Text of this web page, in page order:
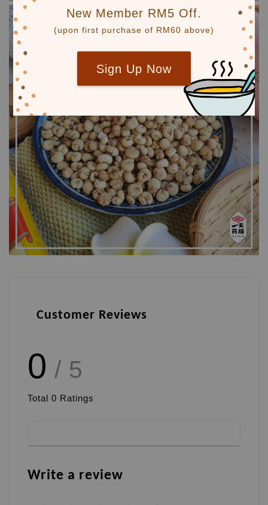
New Member RM5 Off.
(upon first purchase of RM60 above)
Sign Up Now
Customer Reviews
0 / 5
Total 0 Ratings
Write a review